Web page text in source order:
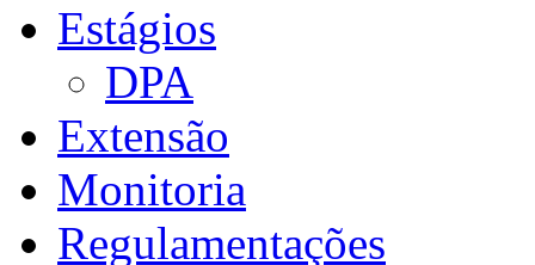
Estágios
DPA
Extensão
Monitoria
Regulamentações